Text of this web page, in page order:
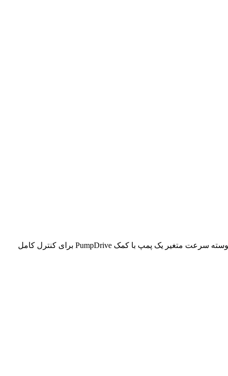
بوستر پمپ Surpresschrom SIC.2 V سیستم تقویت کننده فشار است و پکیج کاملاً اتوماتیک با ۲ تا ۶ پمپ فشار قوی عمودی است. تنظیم پیوسته سرعت متغیر یک پمپ با کمک PumpDrive برای کنترل کامل